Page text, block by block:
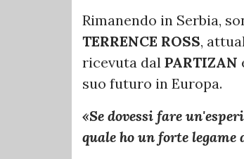
Rimanendo in Serbia,
TERRENCE ROSS,
ricevuta dal PARTIZAN
suo futuro in Europa.
«Se dovessi fare
quale ho un forte